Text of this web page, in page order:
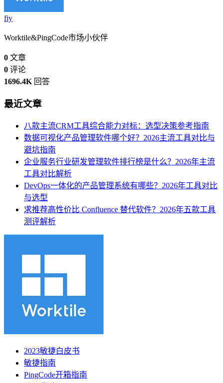
fiy
Worktile&PingCode市场小伙伴
0 文章
0 评论
1696.4K 回答
最近文章
八款主流CRM工具综合能力对标：选型决策参考指南
数据可视化产品管理软件哪个好？2026主流工具对比与
避坑指南
企业服务行业研发管理软件排行榜是什么？2026年主流
工具对比解析
DevOps一体化的产品管理系统有哪些？2026年工具对比
与选型
求推荐高性价比 Confluence 替代软件？2026年五款工具
测评解析
2023敏捷白皮书
敏捷指南
PingCode开箱指南